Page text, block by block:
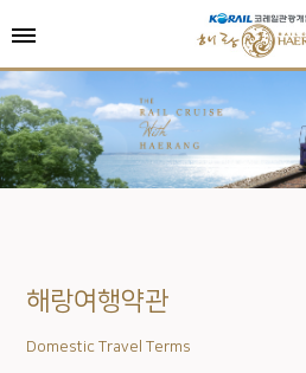
해랑여행약관
Domestic Travel Terms